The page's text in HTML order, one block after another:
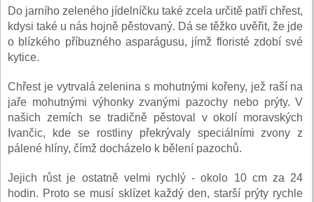
Do jarního zeleného jídelníčku také zcela určitě patří chřest,
kdysi také u nás hojně pěstovaný. Dá se těžko uvěřit, že jde
o blízkého příbuzného asparágusu, jímž floristé zdobí své
kytice.
Chřest je vytrvalá zelenina s mohutnými kořeny, jež raší na
jaře mohutnými výhonky zvanými pazochy nebo prýty. V
našich zemích se tradičně pěstoval v okolí moravských
Ivančic, kde se rostliny překrývaly speciálními zvony z
pálené hlíny, čímž docházelo k bělení pazochů.
Jejich růst je ostatně velmi rychlý - okolo 10 cm za 24
hodin. Proto se musí sklízet každý den, starší prýty rychle